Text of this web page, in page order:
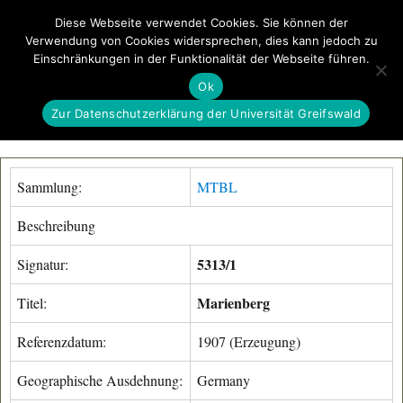
GeoGREIF MENÜ
Sammlung: MTBL
Beschreibung
Signatur: 5313/1
Titel: Marienberg
Referenzdatum: 1907 (Erzeugung)
Geographische Ausdehnung: Germany
Diese Webseite verwendet Cookies. Sie können der
Verwendung von Cookies widersprechen, dies kann jedoch zu
Einschränkungen in der Funktionalität der Webseite führen.
Ok
Zur Datenschutzerklärung der Universität Greifswald